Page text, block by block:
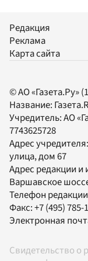
Редакция
Реклама
Карта сайта
© АО «Газета.Ру»
Название:
Учредитель:АО
7743625728
Адрес
улица, дом 67
Адрес редакции и
Варшавское
Телефон
Факс:+7 (495) 785-
Электронная
Свидетельство о